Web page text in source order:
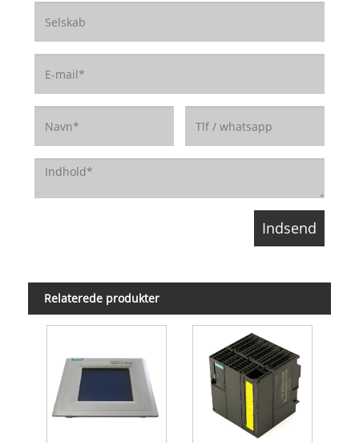
Relaterede produkter